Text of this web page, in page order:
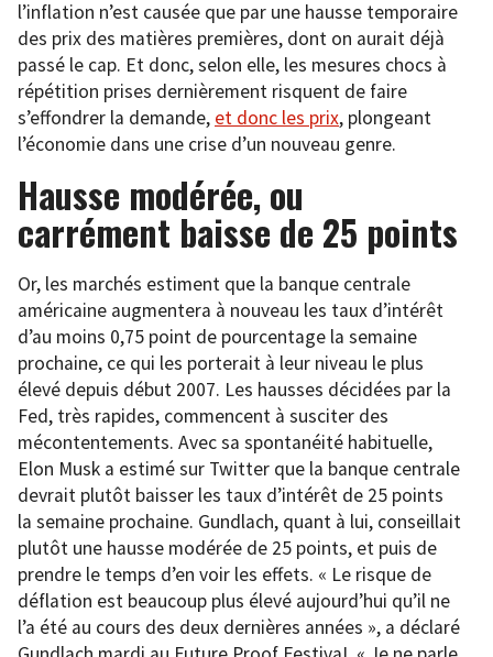
l’inflation n’est causée que par une hausse temporaire
des prix des matières premières, dont on aurait déjà
passé le cap. Et donc, selon elle, les mesures chocs à
répétition prises dernièrement risquent de faire
s’effondrer la demande, et donc les prix, plongeant
l’économie dans une crise d’un nouveau genre.
Hausse modérée, ou
carrément baisse de 25 points
Or, les marchés estiment que la banque centrale
américaine augmentera à nouveau les taux d’intérêt
d’au moins 0,75 point de pourcentage la semaine
prochaine, ce qui les porterait à leur niveau le plus
élevé depuis début 2007. Les hausses décidées par la
Fed, très rapides, commencent à susciter des
mécontentements. Avec sa spontanéité habituelle,
Elon Musk a estimé sur Twitter que la banque centrale
devrait plutôt baisser les taux d’intérêt de 25 points
la semaine prochaine. Gundlach, quant à lui, conseillait
plutôt une hausse modérée de 25 points, et puis de
prendre le temps d’en voir les effets. « Le risque de
déflation est beaucoup plus élevé aujourd’hui qu’il ne
l’a été au cours des deux dernières années », a déclaré